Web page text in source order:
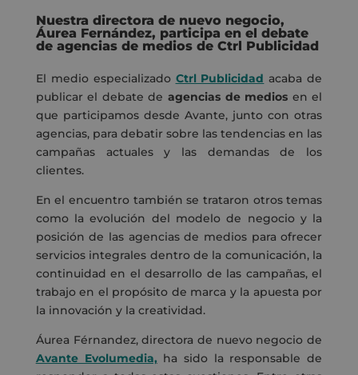
Nuestra directora de nuevo negocio,
Áurea Fernández, participa en el debate
de agencias de medios de Ctrl Publicidad
El medio especializado Ctrl Publicidad acaba de
publicar el debate de agencias de medios en el
que participamos desde Avante, junto con otras
agencias, para debatir sobre las tendencias en las
campañas actuales y las demandas de los
clientes.
En el encuentro también se trataron otros temas
como la evolución del modelo de negocio y la
posición de las agencias de medios para ofrecer
servicios integrales dentro de la comunicación, la
continuidad en el desarrollo de las campañas, el
trabajo en el propósito de marca y la apuesta por
la innovación y la creatividad.
Áurea Férnandez, directora de nuevo negocio de
Avante Evolumedia, ha sido la responsable de